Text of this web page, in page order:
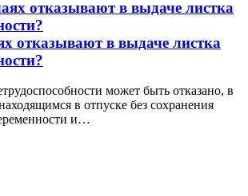
отказывают в выдаче листка
может быть отказано, в
в отпуске без сохранения
и…